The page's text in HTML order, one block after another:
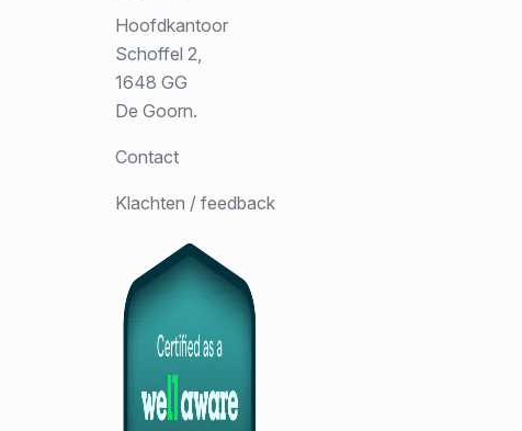
Hoofdkantoor
Schoffel 2,
1648 GG
De Goorn.
Contact
Klachten / feedback